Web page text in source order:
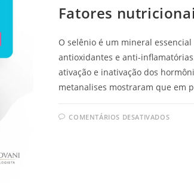
Fatores
O selênio é um mineral
antioxidantes e anti-
ativação e inativação dos
metanalises mostraram que em
COMENTÁRIOS DESATIVADOS